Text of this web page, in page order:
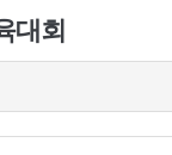
대회